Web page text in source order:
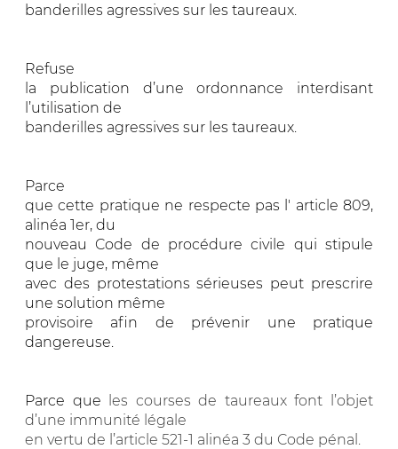
banderilles agressives sur les taureaux.
Refuse
la publication d’une ordonnance interdisant
l’utilisation de
banderilles agressives sur les taureaux.
Parce
que cette pratique ne respecte pas l' article 809,
alinéa 1er, du
nouveau Code de procédure civile qui stipule
que le juge, même
avec des protestations sérieuses peut prescrire
une solution même
provisoire afin de prévenir une pratique
dangereuse.
Parce que
les courses de taureaux font l’objet
d’une immunité légale
en vertu de l’article 521-1 alinéa 3 du Code pénal.